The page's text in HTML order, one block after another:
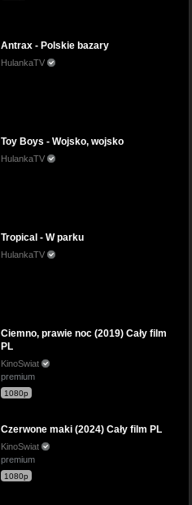
Antrax - Polskie bazary
HulankaTV
Toy Boys - Wojsko, wojsko
HulankaTV
Tropical - W parku
HulankaTV
Ciemno, prawie noc (2019) Cały film
PL
KinoSwiat
premium
1080p
Czerwone maki (2024) Cały film PL
KinoSwiat
premium
1080p